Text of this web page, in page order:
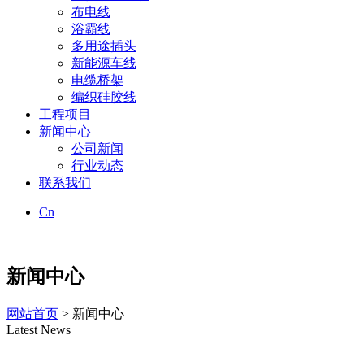
布电线
浴霸线
多用途插头
新能源车线
电缆桥架
编织硅胶线
工程项目
新闻中心
公司新闻
行业动态
联系我们
Cn
新闻中心
网站首页 > 新闻中心
Latest News